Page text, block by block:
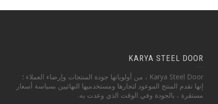
KARYA STEEL DOOR
Karya Steel Door ، من أولوياتها جودة المنتجات وإرضاء العملاء ؛
إنها تقدم المنتج الموعود لتجارها ومستخدميها النهائيين بسياسة أسعار
مستقرة ، بالجودة وفي الوقت الذي وعدت به.